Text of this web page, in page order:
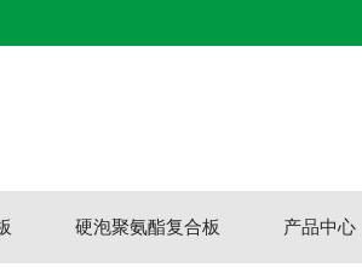
硬泡聚氨酯复合板 产品中心